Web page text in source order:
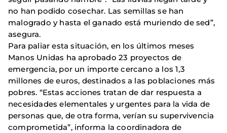
no han podido cosechar. Las semillas se han
malogrado y hasta el ganado está muriendo de sed”,
asegura.
Para paliar esta situación, en los últimos meses
Manos Unidas ha aprobado 23 proyectos de
emergencia, por un importe cercano a los 1,3
millones de euros, destinados a las poblaciones más
pobres. “Estas acciones tratan de dar respuesta a
necesidades elementales y urgentes para la vida de
personas que, de otra forma, verían su supervivencia
comprometida”, informa la coordinadora de